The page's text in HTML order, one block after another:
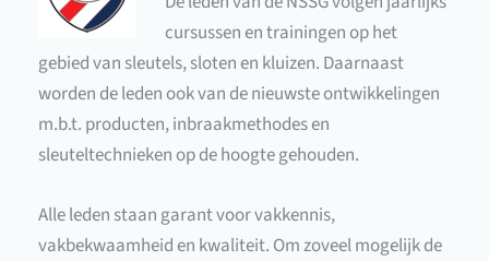
cursussen en trainingen op het
gebied van sleutels, sloten en kluizen. Daarnaast
worden de leden ook van de nieuwste ontwikkelingen
m.b.t. producten, inbraakmethodes en
sleuteltechnieken op de hoogte gehouden.
Alle leden staan garant voor vakkennis,
vakbekwaamheid en kwaliteit. Om zoveel mogelijk de